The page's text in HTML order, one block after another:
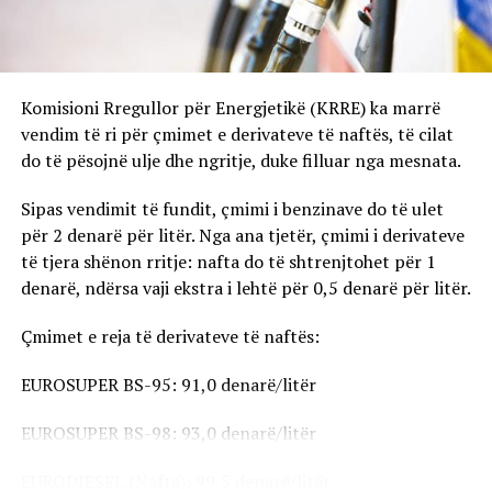
Komisioni Rregullor për Energjetikë (KRRE) ka marrë
vendim të ri për çmimet e derivateve të naftës, të cilat
do të pësojnë ulje dhe ngritje, duke filluar nga mesnata.
Sipas vendimit të fundit, çmimi i benzinave do të ulet
për 2 denarë për litër. Nga ana tjetër, çmimi i derivateve
të tjera shënon rritje: nafta do të shtrenjtohet për 1
denarë, ndërsa vaji ekstra i lehtë për 0,5 denarë për litër.
Çmimet e reja të derivateve të naftës:
EUROSUPER BS-95: 91,0 denarë/litër
EUROSUPER BS-98: 93,0 denarë/litër